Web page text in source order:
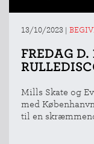
13/10/2023 |
FREDAG D.
Mills Skate og
med
til en